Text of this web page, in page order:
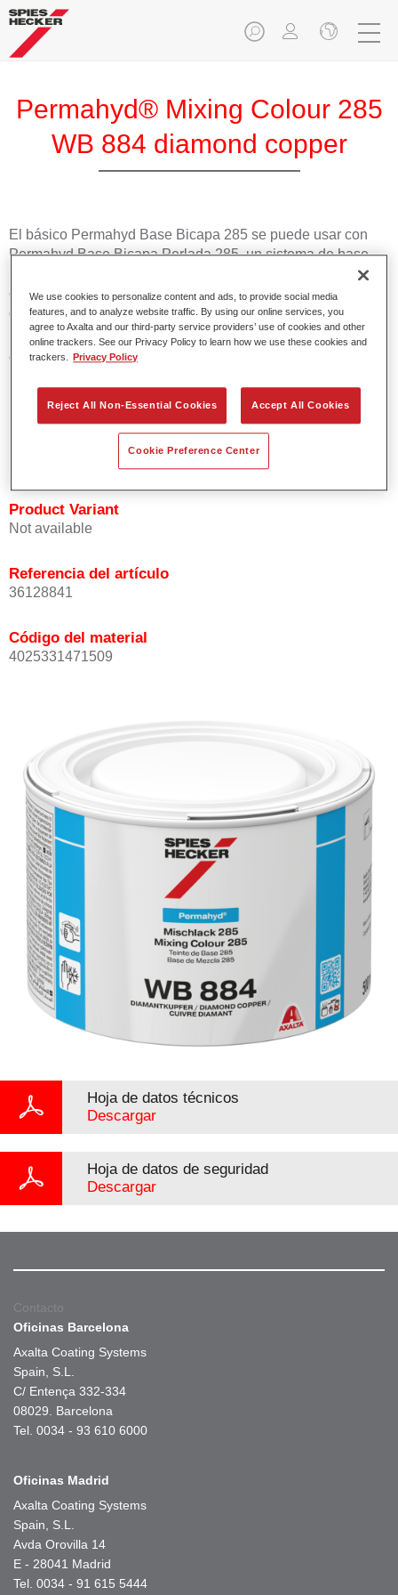
Permahyd® Mixing Colour 285
WB 884 diamond copper
El básico Permahyd Base Bicapa 285 se puede usar con
Permahyd Base Bicapa Perlada 285, un sistema de base
bicapa al agua de gran calidad. Se basa en una tecnología
especial de dispersión de poliuretano para colores sólidos y
de efecto.
Características del producto
Elevada precisión del color.
Se puede recubrir con barniz HS de la gama Permasolid.
Product Variant
Not available
Referencia del artículo
36128841
Código del material
4025331471509
Hoja de datos técnicos
Descargar
Hoja de datos de seguridad
Descargar
Contacto
Oficinas Barcelona
Axalta Coating Systems
Spain, S.L.
C/ Entença 332-334
08029. Barcelona
Tel. 0034 - 93 610 6000
Oficinas Madrid
Axalta Coating Systems
Spain, S.L.
Avda Orovilla 14
E - 28041 Madrid
Tel. 0034 - 91 615 5444
We use cookies to personalize content and ads, to provide social media
features, and to analyze website traffic. By using our online services, you
agree to Axalta and our third-party service providers’ use of cookies and other
online trackers. See our Privacy Policy to learn how we use these cookies and
trackers.
Privacy Policy
Reject All Non-Essential Cookies Accept All Cookies
Cookie Preference Center